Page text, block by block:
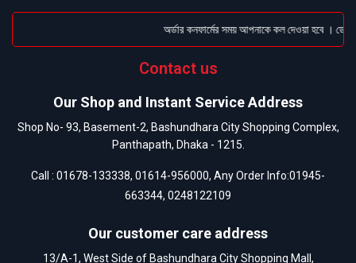
অর্ডার কনফার্মের সময় আপনাকে কল দেওয়া হবে ।
Contact us
Our Shop and Instant Service Address
Shop No- 93, Basement-2, Bashundhara City Shopping Complex,
Panthapath, Dhaka - 1215.
Call : 01678-133338, 01614-956000, Any Order Info:01945-
663344, 0248122109
Our customer care address
13/A-1, West Side of Bashundhara City Shopping Mall,